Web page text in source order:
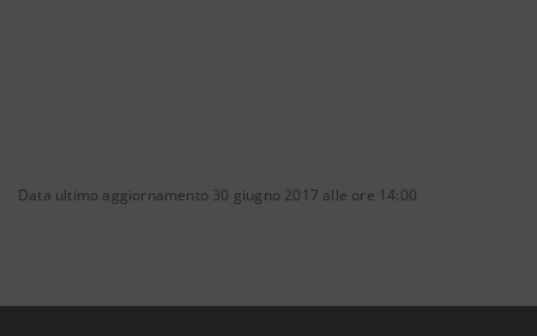
Data ultimo aggiornamento 30 giugno 2017 alle ore 14:00